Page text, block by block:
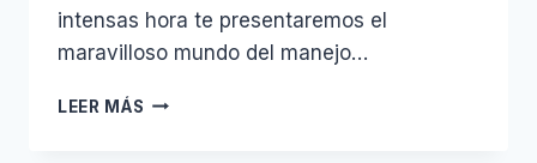
intensas hora te presentaremos el
maravilloso mundo del manejo…
LEER MÁS CURSO